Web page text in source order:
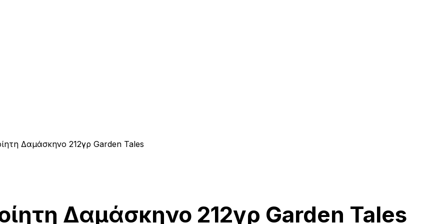
Δαμάσκηνο 212γρ Garden Tales
Δαμάσκηνο 212γρ Garden Tales